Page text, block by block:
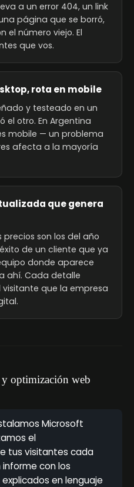
a un error 404, un link
página que se borró,
el número viejo. El
que vos.
rota en mobile
y testeado en un
el otro. En Argentina
mobile — un problema
afecta a la mayoría
que genera
precios son los del año
de un cliente que ya
donde aparece
ahí. Cada detalle
que la empresa
optimización web
Microsoft
el
tus visitantes cada
con los
en lenguaje